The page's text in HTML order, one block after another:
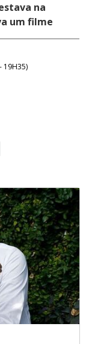
na
um filme
19H35)